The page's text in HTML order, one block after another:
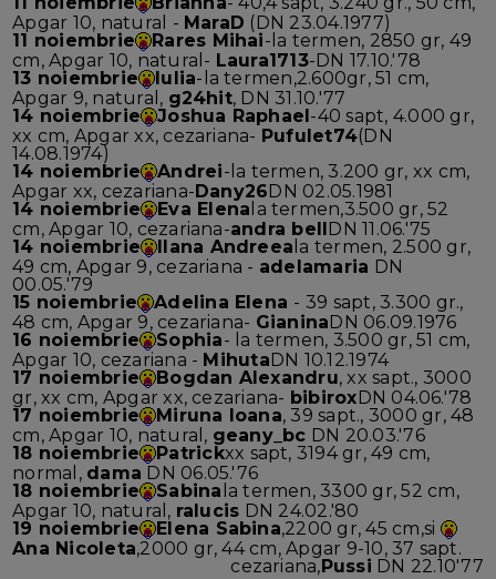
Apgar 10, natural - MaraD (DN 23.04.1977)
11 noiembrie
Rares Mihai-la termen, 2850 gr, 49
cm, Apgar 10, natural- Laura1713-DN 17.10.'78
13 noiembrie
Iulia-la termen,2.600gr, 51 cm,
Apgar 9, natural, g24hit, DN 31.10.'77
14 noiembrie
Joshua Raphael-40 sapt, 4.000 gr,
xx cm, Apgar xx, cezariana- Pufulet74(DN
14.08.1974)
14 noiembrie
Andrei-la termen, 3.200 gr, xx cm,
Apgar xx, cezariana-Dany26DN 02.05.1981
14 noiembrie
Eva Elena la termen,3.500 gr, 52
cm, Apgar 10, cezariana-andra bellDN 11.06.'75
14 noiembrie
Ilana Andreea la termen, 2.500 gr,
49 cm, Apgar 9, cezariana - adelamaria DN
00.05.'79
15 noiembrie
Adelina Elena - 39 sapt, 3.300 gr.,
48 cm, Apgar 9, cezariana- GianinaDN 06.09.1976
16 noiembrie
Sophia- la termen, 3.500 gr, 51 cm,
Apgar 10, cezariana - MihutaDN 10.12.1974
17 noiembrie
Bogdan Alexandru, xx sapt., 3000
gr, xx cm, Apgar xx, cezariana- bibiroxDN 04.06.'78
17 noiembrie
Miruna Ioana, 39 sapt., 3000 gr, 48
cm, Apgar 10, natural, geany_bc DN 20.03.'76
18 noiembrie
Patrickxx sapt, 3194 gr, 49 cm,
normal, dama DN 06.05.'76
18 noiembrie
Sabina la termen, 3300 gr, 52 cm,
Apgar 10, natural, ralucis DN 24.02.'80
19 noiembrie
Elena Sabina,2200 gr, 45 cm,si
Ana Nicoleta,2000 gr, 44 cm, Apgar 9-10, 37 sapt.
cezariana,Pussi DN 22.10'77